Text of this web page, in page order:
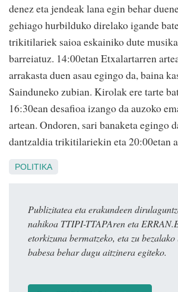
denez eta jendeak lana egin behar
gehiago hurbilduko direlako igande
trikitilariek saioa eskainiko dute
barreiatuz. 14:00etan Etxalartarren
arrakasta duen asau egingo da, baina
Sainduneko zubian. Kirolak ere tarte
16:30ean desafioa izango da auzoko
artean. Ondoren, sari banaketa egingo
dantzaldia trikitilariekin eta 20:00etan
POLITIKA
Publizitatea eta erakundeen
nahikoa TTIPI-TTAPAren eta
etorkizuna bermatzeko, eta zu
babesa behar dugu aitzinera egiteko.